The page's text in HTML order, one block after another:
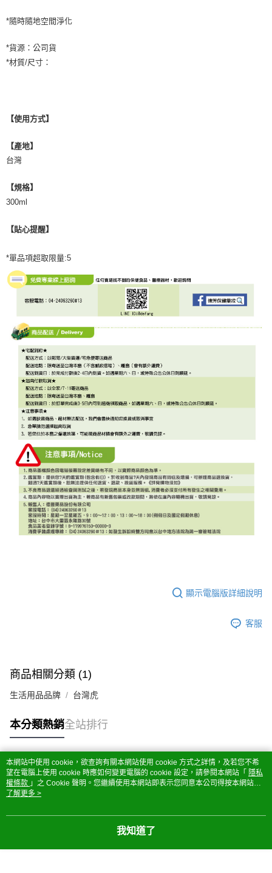
*隨時隨地空間淨化
*貨源：公司貨
*材質/尺寸：
【使用方式】
【產地】
台灣
【規格】
300ml
【貼心提醒】
*單品項超取限量:5
顯示電腦版詳細說明
客服
商品相關分類 (1)
生活用品品牌 台灣虎
本分類熱銷全站排行
熱門標籤
本網站中使用 cookie，欲查詢有關本網站使用 cookie 方式之詳情，及若您不希
望在電腦上使用 cookie 時應如何變更電腦的 cookie 設定，請參閱本網站「 隱私
權條款 」之 Cookie 聲明。您繼續使用本網站即表示您同意本公司得按本網站使
用條款之 Cookie 聲明使用 cookie。
了解更多 >
我知道了